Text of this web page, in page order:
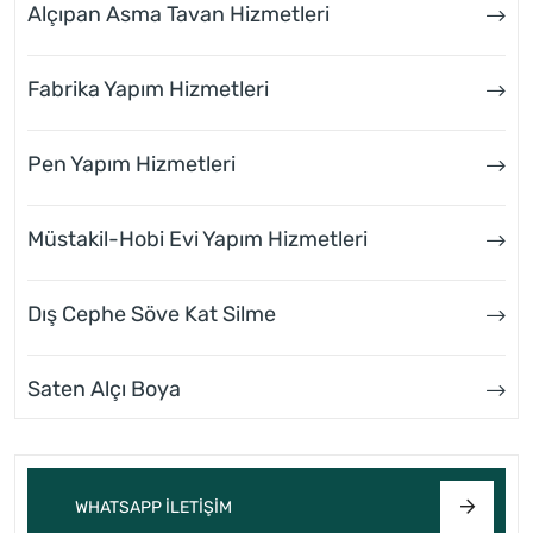
Alçıpan Asma Tavan Hizmetleri
Fabrika Yapım Hizmetleri
Pen Yapım Hizmetleri
Müstakil-Hobi Evi Yapım Hizmetleri
Dış Cephe Söve Kat Silme
Saten Alçı Boya
WHATSAPP İLETIŞIM